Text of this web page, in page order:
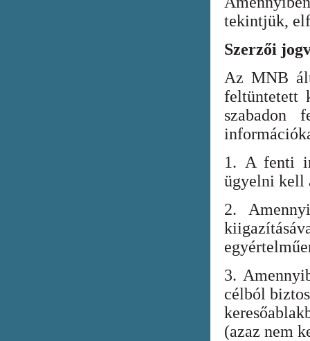
tekintjük,
Szerzői
Az MNB
feltüntetett
szabadon
1. A fenti
ügyelni kell
2.
3.
célból
(azaz nem